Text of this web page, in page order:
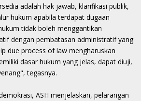
adalah hak jawab, klarifikasi publik,
hukum apabila terdapat dugaan
tidak boleh menggantikan
dengan pembatasan administratif yang
due process of law mengharuskan
dasar hukum yang jelas, dapat diuji,
tegasnya.
ASH menjelaskan, pelarangan